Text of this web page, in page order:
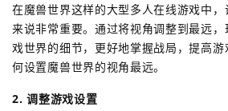
在魔兽世界这样的大型多人在线游戏中
来说非常重要。通过将视角调整到最远
戏世界的细节，更好地掌握战局，提高
何设置魔兽世界的视角最远。
2. 调整游戏设置